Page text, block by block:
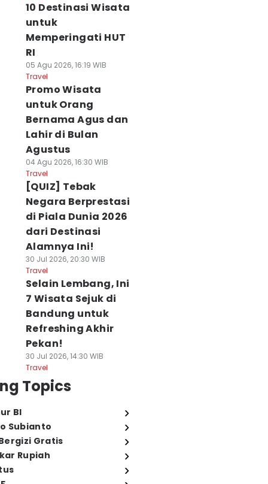
10 Destinasi Wisata
untuk
Memperingati HUT
RI
05 Agu 2026, 16:19 WIB
Travel
Promo Wisata
untuk Orang
Bernama Agus dan
Lahir di Bulan
Agustus
04 Agu 2026, 16:30 WIB
Travel
[QUIZ] Tebak
Negara Berprestasi
di Piala Dunia 2026
dari Destinasi
Alamnya Ini!
30 Jul 2026, 20:30 WIB
Travel
Selain Lembang, Ini
7 Wisata Sejuk di
Bandung untuk
Refreshing Akhir
Pekan!
30 Jul 2026, 14:30 WIB
Travel
Topics
BI
Subianto
Gratis
Rupiah